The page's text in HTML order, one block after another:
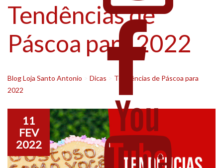
Tendências de
Páscoa para 2022
Blog Loja Santo Antonio Dicas
Tendências de Páscoa para
2022
11
FEV
2022